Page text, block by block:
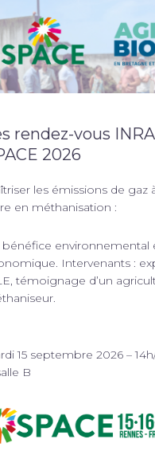
rendez-vous
2026
les émissions de gaz
en méthanisation :
bénéfice environnemental
Intervenants :
témoignage d’un
15 septembre 2026 –
B